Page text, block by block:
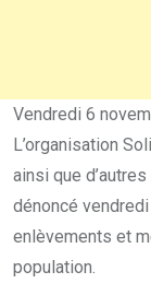
Vendredi 6
L’organisation
ainsi que
dénoncé
enlèvements et
population.